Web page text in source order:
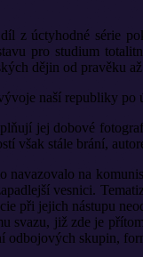
z úctyhodné série
pro studium
dějin od pravěku
naší republiky po
jej dobové
však stále brání,
navazovalo na
vesnici.
při jejich nástupu
svazu, již zde je
odbojových skupin,